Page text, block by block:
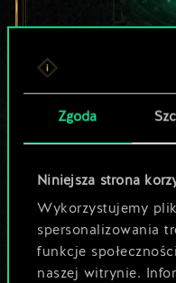
Zgoda
Niniejsza strona
Wykorzystujemy
spersonalizowania
funkcje
naszej witrynie.
Lubisz
Pomóż
Nazwij talię i